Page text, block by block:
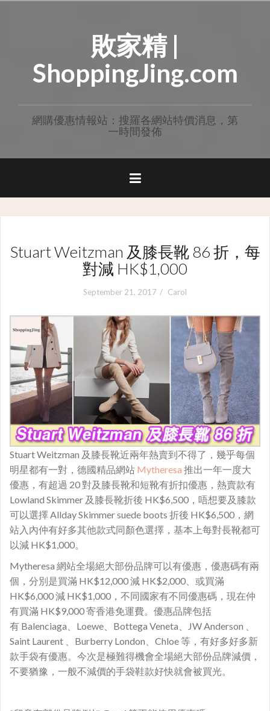
敗家精 |
ShoppingJing.com
網購優惠情報站：搜羅各網站特價消息，第
一時間發佈
Stuart Weitzman 及膝長靴 86 折，每
對減 HK$1,000
September 21, 2017 Carol
Stuart Weitzman 及膝長靴近兩年熱賣到不得了， 幾乎每個
明星都有一對， 德國精品網站 Mytheresa 推出一年一度大
優惠，有超過 20 對及膝長靴和短靴有折扣優惠，熱賣款有
Lowland Skimmer 及膝長靴折後 HK$6,500，唔想要及膝款
可以選擇 Allday Skimmer suede boots 折後 HK$6,500，網
站入內仲有好多其他款式同顏色選擇，基本上每對長靴都可
以減 HK$1,000。
Mytheresa 網站全場絕大部份品牌可以有優惠，優惠碼有兩
個，分別是買滿 HK$12,000 減 HK$2,000、或買滿
HK$6,000 減 HK$1,000，不同國家有不同優惠碼，現在仲
有買滿 HK$9,000 寄香港免運費。優惠品牌包括
有 Balenciaga、Loewe、Bottega Veneta、JW Anderson 、
Saint Laurent 、Burberry London、Chloe 等，有好多好多新
款手袋有優惠。今次是極難得機會全場絕大部份品牌減價，
不要猶豫，一般不減價的手袋鞋款好快就會被買光。